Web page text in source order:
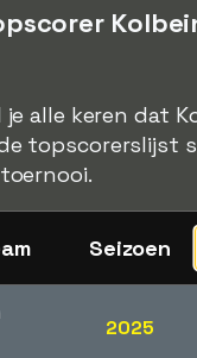
alle keren dat
topscorerslijst
Seizoen
2025